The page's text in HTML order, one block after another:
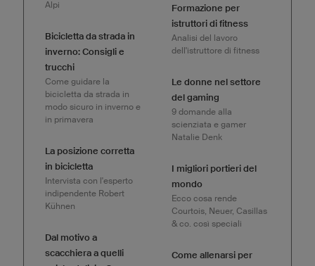
Alpi
Bicicletta da strada in
inverno: Consigli e
trucchi
Come guidare la
bicicletta da strada in
modo sicuro in inverno e
in primavera
La posizione corretta
in bicicletta
Intervista con l'esperto
indipendente Robert
Kühnen
Dal motivo a
scacchiera a quelli
Formazione per
istruttori di fitness
Analisi del lavoro
dell'istruttore di fitness
Le donne nel settore
del gaming
9 domande alla
scienziata e gamer
Natalie Denk
I migliori portieri del
mondo
Ecco cosa rende
Courtois, Neuer, Casillas
& co. così speciali
Come allenarsi per